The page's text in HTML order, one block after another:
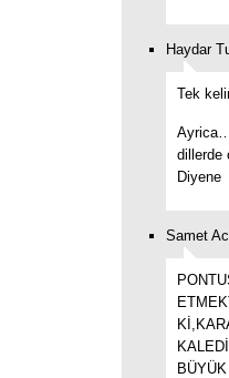
Haydar
Tek
dillerde
Diyene
Samet